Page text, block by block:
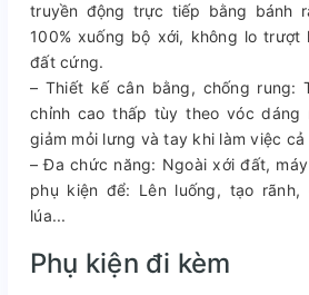
truyền động trực tiếp bằng bánh
100% xuống bộ xới, không lo
đất cứng.
– Thiết kế cân bằng, chống rung:
chỉnh cao thấp tùy theo vóc dáng
giảm mỏi lưng và tay khi làm việc cả
– Đa chức năng: Ngoài xới đất,
phụ kiện để: Lên luống, tạo rãnh,
lúa...
Phụ kiện đi kèm